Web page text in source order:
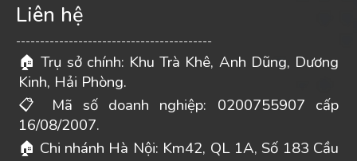
Liên hệ
-----------------------------------------
🏠 Trụ sở chính: Khu Trà Khê, Anh Dũng, Dương
Kinh, Hải Phòng.
📋
Mã số doanh nghiệp: 0200755907 cấp
16/08/2007.
🏠 Chi nhánh Hà Nội: Km42, QL 1A, Số 183 Cầu